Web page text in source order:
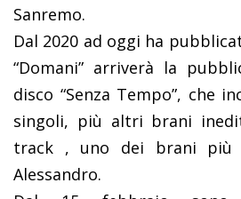
Sanremo.
Dal 2020 ad oggi ha
“Domani” arriverà la
disco “Senza Tempo”, che
singoli, più altri brani
track , uno dei brani più
Alessandro.